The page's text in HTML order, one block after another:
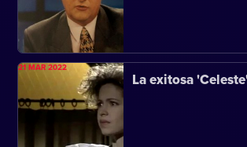
La exitosa
21 MAR 2022